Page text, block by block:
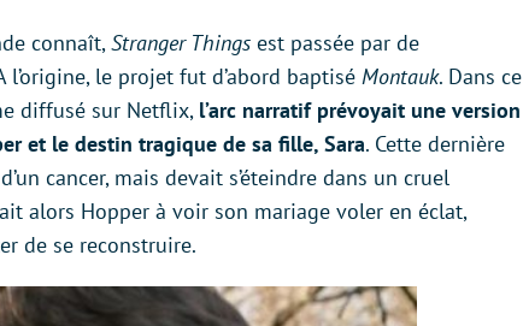
connaît,Stranger Things est passée par de
le projet fut d’abord baptisé Montauk. Dans ce
diffusé sur Netflix, l’arc narratif prévoyait une version
et le destin tragique de sa fille, Sara. Cette dernière
cancer, mais devait s’éteindre dans un cruel
alors Hopper à voir son mariage voler en éclat,
de se reconstruire.